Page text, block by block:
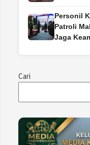
Personil
Patroli
Jaga
Cari